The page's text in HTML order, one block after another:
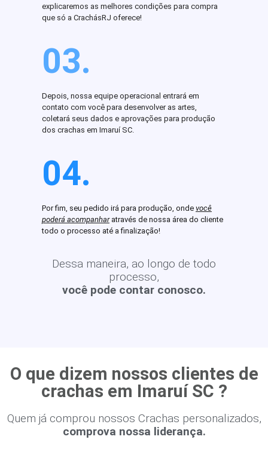
explicaremos as melhores condições para compra
que só a CrachásRJ oferece!
03.
Depois, nossa equipe operacional entrará em
contato com você para desenvolver as artes,
coletará seus dados e aprovações para produção
dos crachas em Imaruí SC.
04.
Por fim, seu pedido irá para produção, onde você
poderá acompanharatravés de nossa área do cliente
todo o processo até a finalização!
Dessa maneira, ao longo de todo
processo,
você pode contar conosco.
O que dizem nossos clientes de
crachas em Imaruí SC ?
Quem já comprou nossos Crachas personalizados,
comprova nossa liderança.